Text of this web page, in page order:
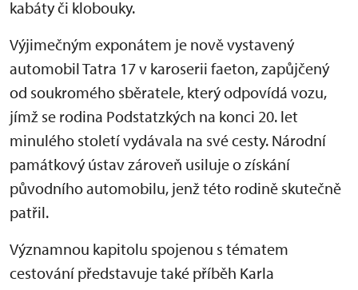
kabáty či klobouky.
Výjimečným exponátem je nově vystavený
automobil Tatra 17 v karoserii faeton, zapůjčený
od soukromého sběratele, který odpovídá vozu,
jímž se rodina Podstatzkých na konci 20. let
minulého století vydávala na své cesty. Národní
památkový ústav zároveň usiluje o získání
původního automobilu, jenž této rodině skutečně
patřil.
Významnou kapitolu spojenou s tématem
cestování představuje také příběh Karla